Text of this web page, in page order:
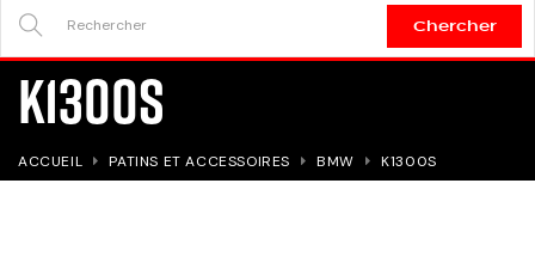
Chercher
K1300S
ACCUEIL PATINS ET ACCESSOIRES BMW K1300S